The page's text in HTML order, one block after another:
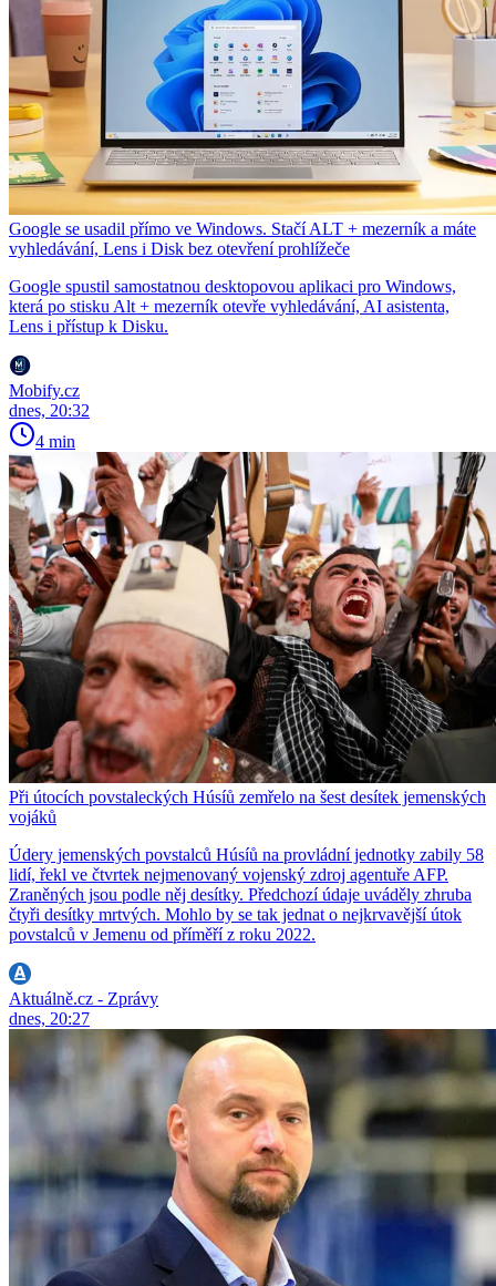
Google se usadil přímo ve Windows. Stačí ALT + mezerník a máte
vyhledávání, Lens i Disk bez otevření prohlížeče
Google spustil samostatnou desktopovou aplikaci pro Windows,
která po stisku Alt + mezerník otevře vyhledávání, AI asistenta,
Lens i přístup k Disku.
Mobify.cz
dnes, 20:32
4 min
Při útocích povstaleckých Húsíů zemřelo na šest desítek jemenských
vojáků
Údery jemenských povstalců Húsíů na provládní jednotky zabily 58
lidí, řekl ve čtvrtek nejmenovaný vojenský zdroj agentuře AFP.
Zraněných jsou podle něj desítky. Předchozí údaje uváděly zhruba
čtyři desítky mrtvých. Mohlo by se tak jednat o nejkrvavější útok
povstalců v Jemenu od příměří z roku 2022.
Aktuálně.cz - Zprávy
dnes, 20:27